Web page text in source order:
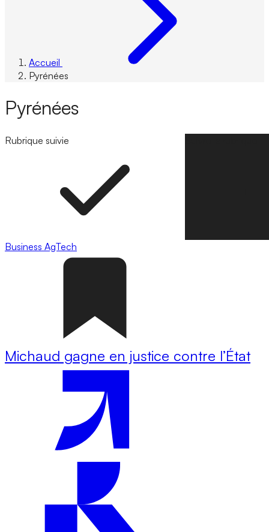
Accueil
Pyrénées
Pyrénées
Rubrique suivie
Business AgTech
Michaud gagne en justice contre l’État